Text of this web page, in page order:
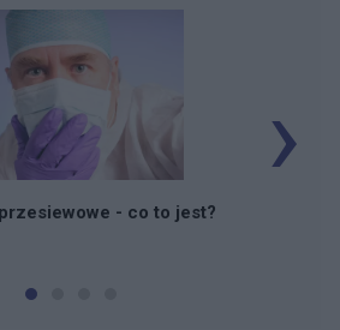
- co to jest?
›